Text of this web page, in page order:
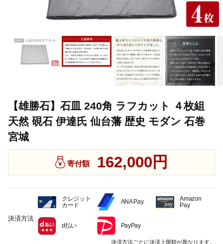
【雄勝石】石皿 240角 ラフカット ４枚組
天然 硯石 伊達氏 仙台藩 歴史 モダン 石巻
宮城
寄付額 162,000円
決済方法
クレジット
カード
ANA Pay
Amazon
Pay
d払い PayPay
決済方法ごとに決済上限額が異なります。